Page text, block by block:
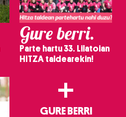
Gure berri.
Parte hartu 33. Lilatoian
HITZA taldearekin!
+
GURE BERRI